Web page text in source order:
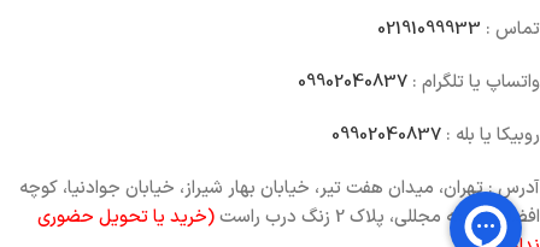
تماس : 02191099933
واتساپ یا تلگرام : 09902040837
روبیکا یا بله : 09902040837
آدرس : تهران، میدان هفت تیر، خیابان بهار شیراز، خیابان جوادنیا، کوچه
افضلی، کوچه مجللی، پلاک 2 زنگ درب راست
(خرید یا تحویل حضوری